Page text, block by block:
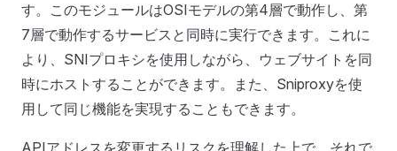
す。このモジュールはOSIモデルの第4層で動作し、第
7層で動作するサービスと同時に実行できます。これに
より、SNIプロキシを使用しながら、ウェブサイトを同
時にホストすることができます。また、Sniproxyを使
用して同じ機能を実現することもできます。
APIアドレスを変更するリスクを理解した上で、それで